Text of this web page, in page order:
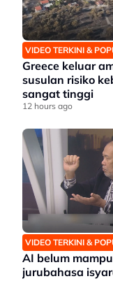
VIDEO TERKINI &
Greece keluar
susulan risiko
sangat tinggi
12 hours ago
VIDEO TERKINI &
AI belum
jurubahasa